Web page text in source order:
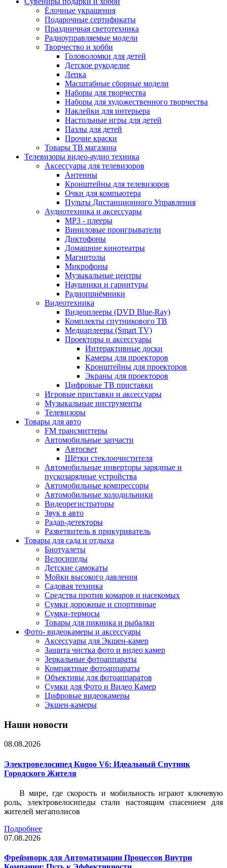
Ёлочные украшения
Подарочные сертификаты
Праздничная светотехника
Радиоуправляемые модели
Творчество и хобби
Головоломки для детей
Детское рукоделие
Лепка
Масштабные сборные модели
Наборы для творчества
Наборы для художественного творчества
Наклейки для интерьера
Настольные игры для детей
Пазлы для детей
Прочие краски
Товары ТВ магазина
Телевизоры видео-аудио техника
Аксессуары для телевизоров
Антенны
Кронштейны для телевизоров
Очки для компьютера
Пульты Дистанционного Управления
Аудиотехника и аксессуары
MP3 - плееры
Виниловые проигрыватели
Диктофоны
Домашние кинотеатры
Магнитолы
Микрофоны
Музыкальные центры
Наушники и гарнитуры
Радиоприёмники
Видеотехника
Видеоплееры (DVD Blue-Ray)
Комплекты спутникового ТВ
Медиаплееры (Smart TV)
Проекторы и аксессуары
Интерактивные доски
Камеры для проекторов
Кронштейны для проекторов
Экраны для проекторов
Цифровые ТВ приставки
Игровые приставки и аксессуары
Музыкальные инструменты
Телевизоры
Товары для авто
FM трансмиттеры
Автомобильные запчасти
Автосвет
Щётки стеклоочистителя
Автомобильные инверторы зарядные и
пускозарядные устройства
Автомобильные компрессоры
Автомобильные холодильники
Видеорегистраторы
Звук в авто
Радар-детекторы
Разветвитель в прикуриватель
Товары для сада и отдыха
Биотуалеты
Велосипеды
Детские самокаты
Мойки высокого давления
Садовая техника
Средства против комаров и насекомых
Сумки дорожные и спортивные
Сумки-термосы
Товары для пикника и рыбалки
Фото- видеокамеры и аксессуары
Аксессуары для Экшен-камер
Защита чистка фото и видео камер
Зеркальные фотоаппараты
Компактные фотоаппараты
Объективы для фотоаппаратов
Сумки для Фото и Видео Камер
Цифровые видеокамеры
Экшен-камеры
Наши новости
08.08.2026
Электровелосипед Kugoo V6: Идеальный Спутник
Городского Жителя
В мире, где скорость и мобильность играют ключевую
роль, электровелосипеды стали настоящим спасением для
жителей мегаполисов
Подробнее
07.08.2026
Фреймворк для Автоматизации Процессов Внутри